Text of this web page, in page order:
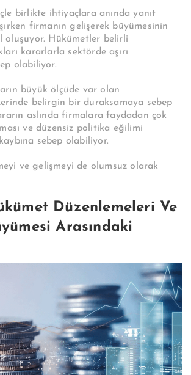
birlikte ihtiyaçlara anında yanıt
firmanın gelişerek büyümesinin
oluşuyor. Hükümetler belirli
kararlarla sektörde aşırı
olabiliyor.
büyük ölçüde var olan
belirgin bir duraksamaya sebep
aslında firmalara faydadan çok
ve düzensiz politika eğilimi
sebep olabiliyor.
ve gelişmeyi de olumsuz olarak
Düzenlemeleri Ve
Arasındaki